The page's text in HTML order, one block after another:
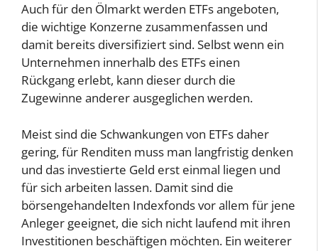
Auch für den Ölmarkt werden ETFs angeboten,
die wichtige Konzerne zusammenfassen und
damit bereits diversifiziert sind. Selbst wenn ein
Unternehmen innerhalb des ETFs einen
Rückgang erlebt, kann dieser durch die
Zugewinne anderer ausgeglichen werden.
Meist sind die Schwankungen von ETFs daher
gering, für Renditen muss man langfristig denken
und das investierte Geld erst einmal liegen und
für sich arbeiten lassen. Damit sind die
börsengehandelten Indexfonds vor allem für jene
Anleger geeignet, die sich nicht laufend mit ihren
Investitionen beschäftigen möchten. Ein weiterer